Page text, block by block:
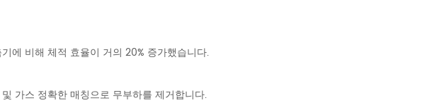
에 비해 체적 효율이 거의 20% 증가했습니다.
가스 정확한 매칭으로 무부하를 제거합니다.